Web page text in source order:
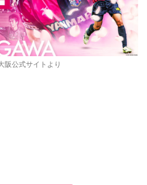
阪公式サイトより